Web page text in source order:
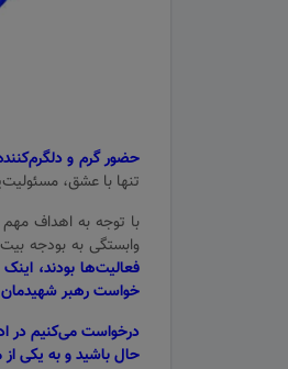
حضور گرم و
تنها با عشق،
با توجه به اهداف
وابستگی به بودجه
فعالیت‌ها بودند،
خواست رهبر شهیدمان
حال باشید و به یکی